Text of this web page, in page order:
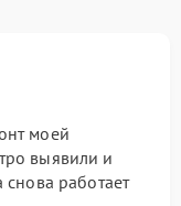
моей
выявили и
снова работает